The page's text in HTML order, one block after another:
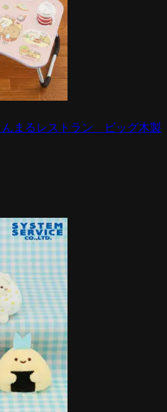
まるレストラン ビッグ木製